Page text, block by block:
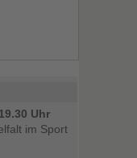
Uhr
im Sport